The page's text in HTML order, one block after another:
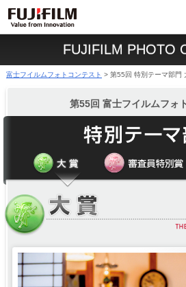
FUJIFILM PHOTO
富士フイルムフォトコンテスト > 第55回 特別テーマ部門
第55回 富士フイルムフォ